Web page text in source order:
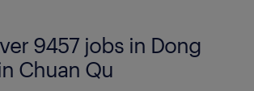
9457 jobs in Dong
Chuan Qu